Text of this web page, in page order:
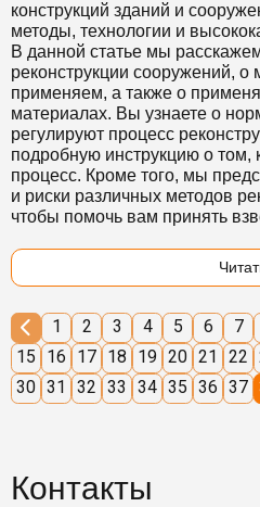
конструкций зданий и
методы, технологии и
В данной статье мы
реконструкции сооружений,
применяем, а также о
материалах. Вы узнаете о
регулируют процесс
подробную инструкцию о том,
процесс. Кроме того, мы
и риски различных методов
чтобы помочь вам принять
1 2 3 4 5 6 7
15
16 17 18 19 20 21 22
30 31 32 33 34 35 36 37
Контакты